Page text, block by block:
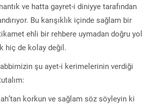
ve hatta gayret-i diniyye tarafından
Bu karışıklık içinde sağlam bir
ehli bir rehbere uymadan doğru yol
hiç de kolay değil.
şu ayet-i kerimelerinin verdiği
korkun ve sağlam söz söyleyin ki